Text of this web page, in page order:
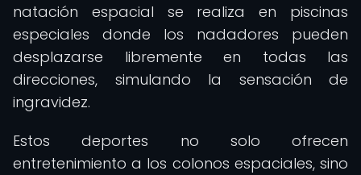
natación espacial se realiza en piscinas
especiales donde los nadadores pueden
desplazarse libremente en todas las
direcciones, simulando la sensación de
ingravidez.
Estos deportes no solo ofrecen
entretenimiento a los colonos espaciales, sino